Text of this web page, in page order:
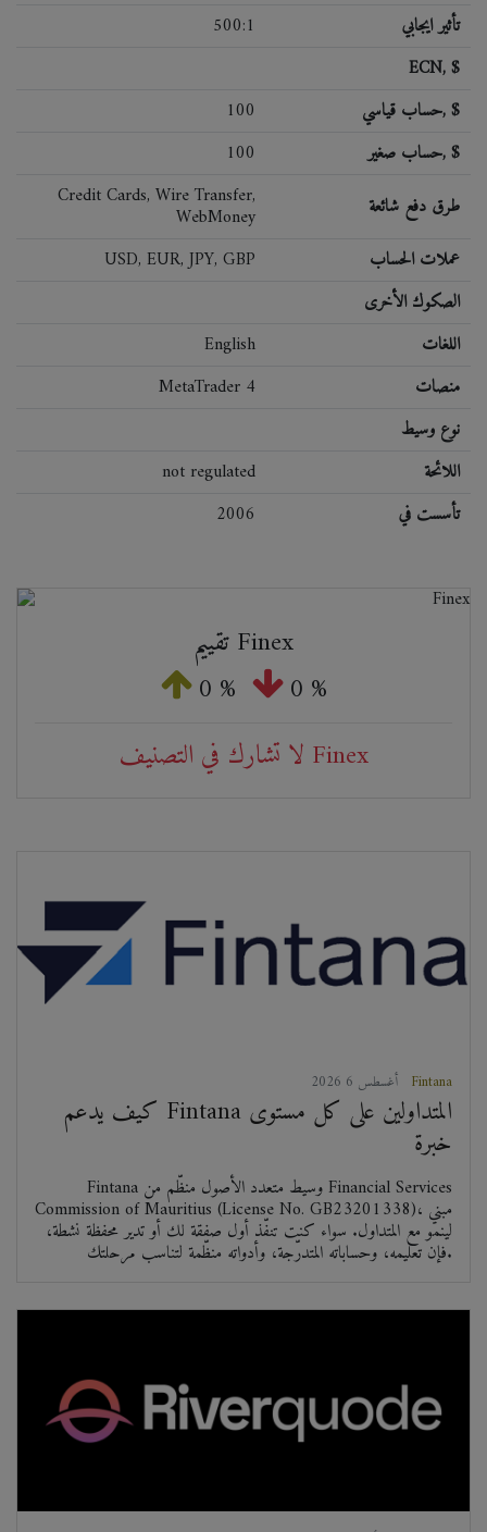
500:1
تأثير ايجابي
ECN, $
100
حساب قياسي, $
100
حساب صغير, $
Credit Cards, Wire Transfer,
WebMoney
طرق دفع شائعة
USD, EUR, JPY, GBP
عملات الحساب
الصكوك الأخرى
English
اللغات
MetaTrader 4
منصات
نوع وسيط
not regulated
اللائحة
2006
تأسست في
تقييم Finex
0 % 0 %
لا تشارك في التصنيف Finex
Fintana
كيف يدعم Fintana المتداولين على كل مستوى
خبرة
Fintana وسيط متعدد الأصول منظّم من Financial Services
Commission of Mauritius (License No. GB23201338)، مبني
لينمو مع المتداول. سواء كنت تنفّذ أول صفقة لك أو تدير محفظة نشطة،
فإن تعليمه، وحساباته المتدرّجة، وأدواته منظّمة لتناسب مرحلتك.